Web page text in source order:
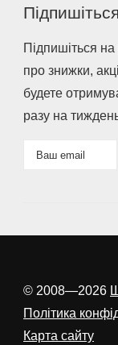
Підпишіться
про знижки,
будете
разу на
© 2008—2026
Політика
Карта сайту